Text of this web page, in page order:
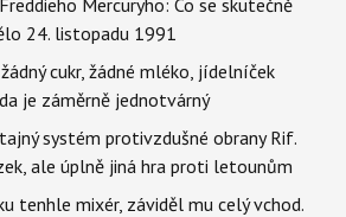
24. listopadu 1991
cukr, žádné mléko, jídelníček
je záměrně jednotvárný
systém protivzdušné obrany Rif.
ale úplně jiná hra proti letounům
tenhle mixér, záviděl mu celý vchod.